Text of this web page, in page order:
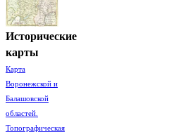
Исторические
карты
Карта
Воронежской и
Балашовской
областей.
Топографическая